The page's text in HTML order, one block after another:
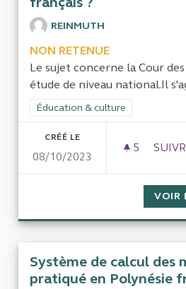
REINMUTH
NON RETENUE
Le sujet concerne la Cour
étude de niveau national.Il
Filtrer les résultats de la
Éducation & culture
CRÉÉ LE
08/10/2023
5 5
VOIR
Système de calcul des
pratiqué en Polynésie